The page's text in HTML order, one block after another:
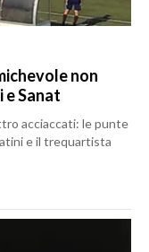
non
Sanat
acciaccati: le punte
e il trequartista